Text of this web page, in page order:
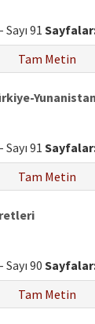
Sayı 91
Tam Metin
Sayı 91
Tam Metin
90
Tam Metin